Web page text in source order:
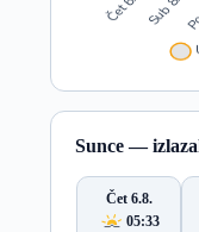
Sunce —
Čet 6.8.
05:33